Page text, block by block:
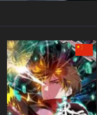
ตอ
ตอ
กัน
ตอ
สิง